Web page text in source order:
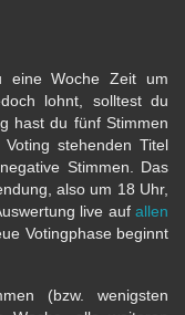
eine Woche Zeit um
lohnt, solltest du
hast du fünf Stimmen
stehenden Titel
Stimmen. Das
also um 18 Uhr,
live auf allen
Votingphase beginnt
(bzw. wenigsten